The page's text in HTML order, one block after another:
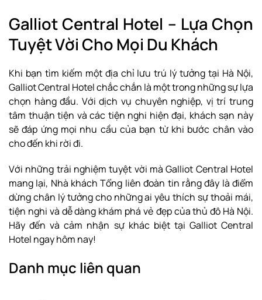
Galliot Central Hotel – Lựa Chọn
Tuyệt Vời Cho Mọi Du Khách
Khi bạn tìm kiếm một địa chỉ lưu trú lý tưởng tại Hà Nội,
Galliot Central Hotel chắc chắn là một trong những sự lựa
chọn hàng đầu. Với dịch vụ chuyên nghiệp, vị trí trung
tâm thuận tiện và các tiện nghi hiện đại, khách sạn này
sẽ đáp ứng mọi nhu cầu của bạn từ khi bước chân vào
cho đến khi rời đi.
Với những trải nghiệm tuyệt vời mà Galliot Central Hotel
mang lại, Nhà khách Tổng liên đoàn tin rằng đây là điểm
dừng chân lý tưởng cho những ai yêu thích sự thoải mái,
tiện nghi và dễ dàng khám phá vẻ đẹp của thủ đô Hà Nội.
Hãy đến và cảm nhận sự khác biệt tại Galliot Central
Hotel ngay hôm nay!
Danh mục liên quan